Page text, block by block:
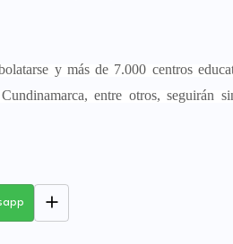
y más de 7.000 centros
entre otros,